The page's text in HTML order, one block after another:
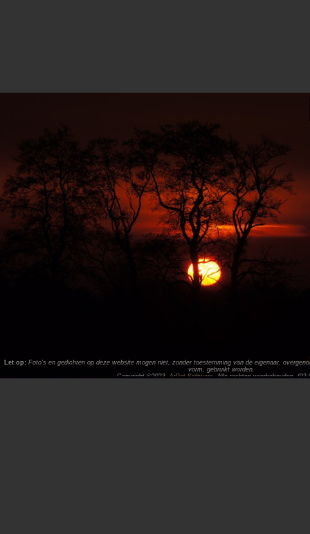
Let op: Foto's en gedichten op deze website mogen niet, zonder toestemming van de eigenaar,
vorm, gebruikt worden.
Copyright ©2023,
ArPat Software. Alle rechten voorbehouden.